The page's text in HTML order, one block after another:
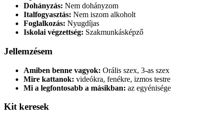
Dohányzás: Nem dohányzom
Italfogyasztás: Nem iszom alkoholt
Foglalkozás: Nyugdíjas
Iskolai végzettség: Szakmunkásképző
Jellemzésem
Amiben benne vagyok: Orális szex, 3-as szex
Mire kattanok: videókra, fenékre, izmos testre
Mi a legfontosabb a másikban: az egyénisége
Kit keresek